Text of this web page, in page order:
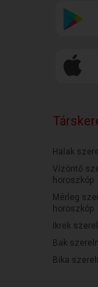
Halak
Vízöntő
horoszkóp
Mérleg
horoszkóp
Ikrek
Bak
Bika